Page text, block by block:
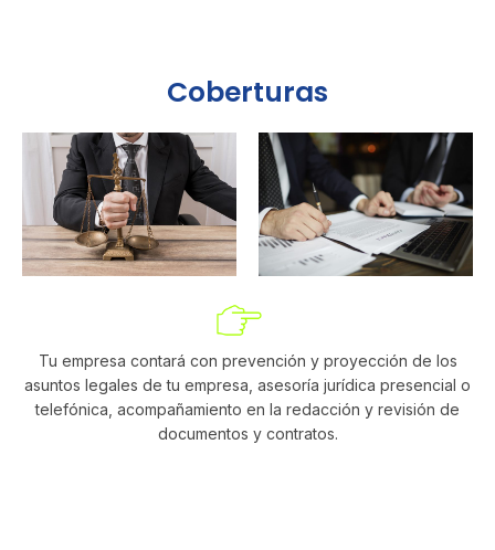
Coberturas
Tu empresa contará con prevención y proyección de los
asuntos legales de tu empresa, asesoría jurídica presencial o
telefónica, acompañamiento en la redacción y revisión de
documentos y contratos.